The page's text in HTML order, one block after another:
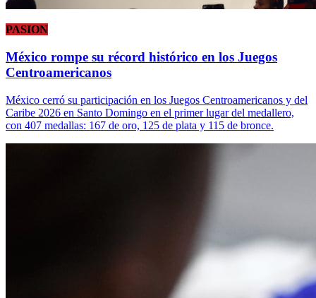
PASION
México rompe su récord histórico en los Juegos
Centroamericanos
México cerró su participación en los Juegos Centroamericanos y del
Caribe 2026 en Santo Domingo en el primer lugar del medallero,
con 407 medallas: 167 de oro, 125 de plata y 115 de bronce.